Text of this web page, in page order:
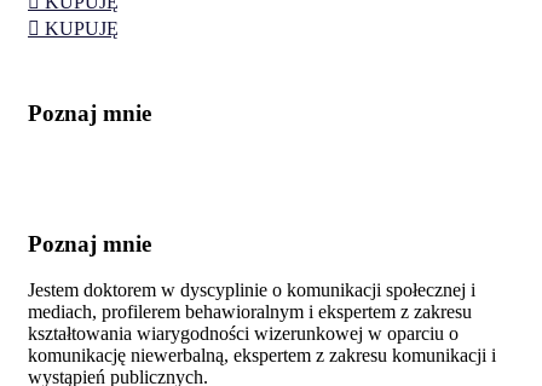
KUPUJĘ
Poznaj mnie
Poznaj mnie
Jestem doktorem w dyscyplinie o komunikacji społecznej i
mediach, profilerem behawioralnym i ekspertem z zakresu
kształtowania wiarygodności wizerunkowej w oparciu o
komunikację niewerbalną, ekspertem z zakresu komunikacji i
wystąpień publicznych.